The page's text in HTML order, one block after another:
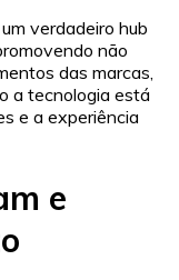
verdadeiro hub
não
das marcas,
a tecnologia está
e a experiência
e